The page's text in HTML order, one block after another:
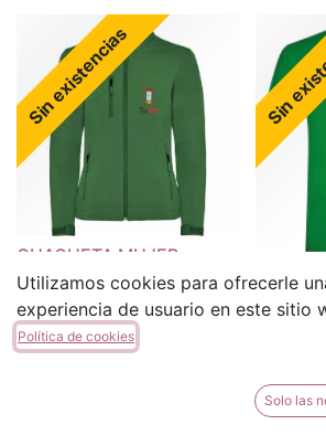
Sin existencias
CHAQUETA MUJER
VERDE BORDADA
25,00€
Sin
POLO
15,00€
Utilizamos cookies para ofrecerle
experiencia de usuario en este sitio
Política de cookies
Solo las